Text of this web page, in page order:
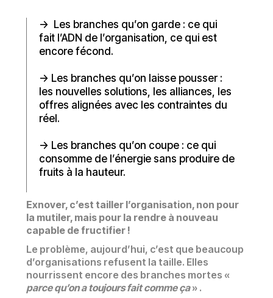
-> Les branches qu’on garde : ce qui
fait l’ADN de l’organisation, ce qui est
encore fécond.
-> Les branches qu’on laisse pousser :
les nouvelles solutions, les alliances, les
offres alignées avec les contraintes du
réel.
-> Les branches qu’on coupe : ce qui
consomme de l’énergie sans produire de
fruits à la hauteur.
Exnover, c’est tailler l’organisation, non pour
la mutiler, mais pour la rendre à nouveau
capable de fructifier !
Le problème, aujourd’hui, c’est que beaucoup
d’organisations refusent la taille. Elles
nourrissent encore des branches mortes «
parce qu’on a toujours fait comme ça» .